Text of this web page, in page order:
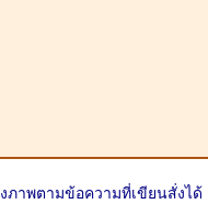
ภาพตามข้อความที่เขียนสั่งได้